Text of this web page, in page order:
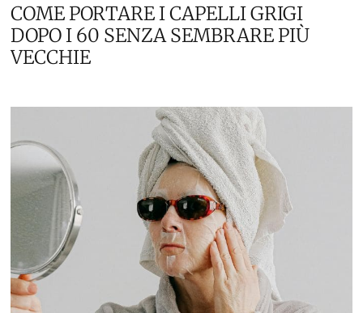
COME PORTARE I CAPELLI GRIGI
DOPO I 60 SENZA SEMBRARE PIÙ
VECCHIE